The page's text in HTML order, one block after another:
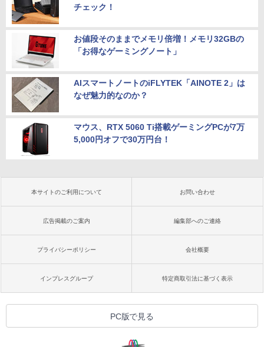
チェック！
お値段そのままでメモリ倍増！メモリ32GBの
「お得なゲーミングノート」
AIスマートノートのiFLYTEK「AINOTE 2」は
なぜ魅力的なのか？
マウス、RTX 5060 Ti搭載ゲーミングPCが7万
5,000円オフで30万円台！
本サイトのご利用について お問い合わせ
広告掲載のご案内 編集部へのご連絡
プライバシーポリシー 会社概要
インプレスグループ 特定商取引法に基づく表示
PC版で見る